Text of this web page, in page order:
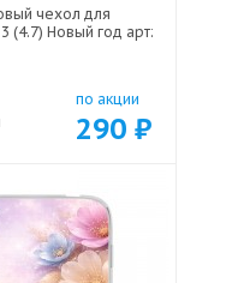
чехол для
(4.7) Новый год арт:
по акции
290 ₽